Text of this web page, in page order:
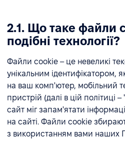
2.1. Що таке файли
подібні технології?
Файли cookie – це невеликі
унікальним ідентифікатором,
на ваш комп'ютер, мобільний
пристрій (далі в цій політиці
сайт міг запам'ятати
на сайті. Файли cookie
з використанням вами наших